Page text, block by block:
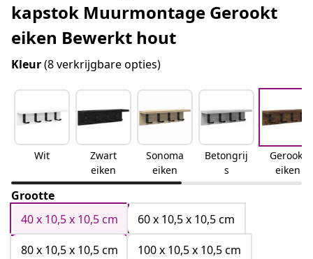
kapstok Muurmontage Gerookt
eiken Bewerkt hout
Kleur(8 verkrijgbare opties)
Wit
Zwart
eiken
Sonoma
eiken
Betongrij
s
Gerookt
eiken
Grootte
40 x 10,5 x 10,5 cm
60 x 10,5 x 10,5 cm
80 x 10,5 x 10,5 cm
100 x 10,5 x 10,5 cm